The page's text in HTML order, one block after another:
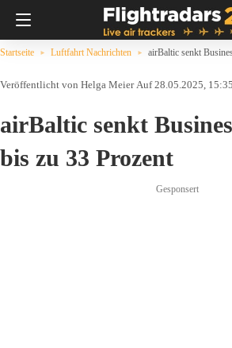
Startseite Luftfahrt Nachrichten airBaltic senkt
Helga Meier Auf 28.05.2025, 15:35
airBaltic senkt
bis zu 33 Prozent
Gesponsert